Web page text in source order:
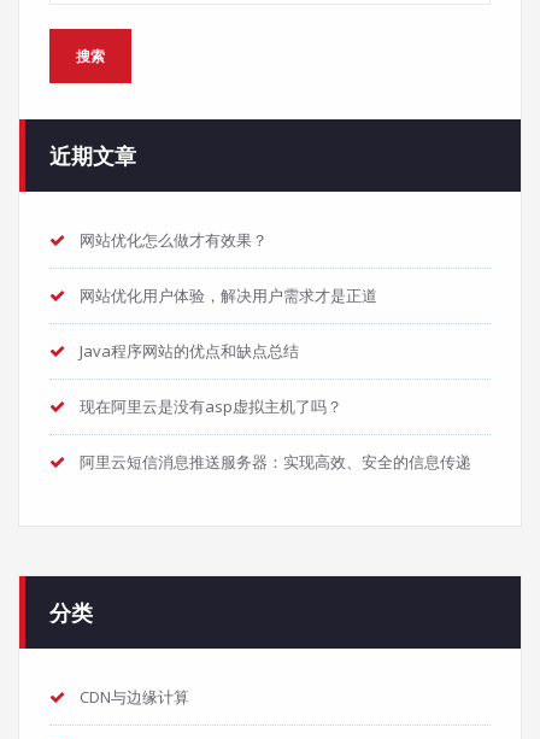
搜索
近期文章
网站优化怎么做才有效果？
网站优化用户体验，解决用户需求才是正道
Java程序网站的优点和缺点总结
现在阿里云是没有asp虚拟主机了吗？
阿里云短信消息推送服务器：实现高效、安全的信息传递
分类
CDN与边缘计算